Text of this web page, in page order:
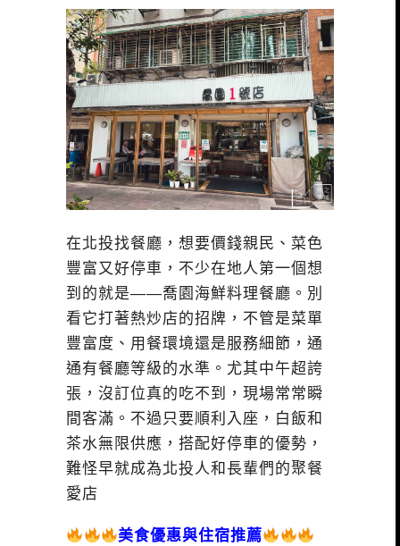
在北投找餐廳，想要價錢親民、菜色
豐富又好停車，不少在地人第一個想
到的就是——喬園海鮮料理餐廳。別
看它打著熱炒店的招牌，不管是菜單
豐富度、用餐環境還是服務細節，通
通有餐廳等級的水準。尤其中午超誇
張，沒訂位真的吃不到，現場常常瞬
間客滿。不過只要順利入座，白飯和
茶水無限供應，搭配好停車的優勢，
難怪早就成為北投人和長輩們的聚餐
愛店
美食優惠與住宿推薦